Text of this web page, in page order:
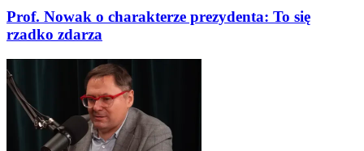
Prof. Nowak o charakterze prezydenta: To się
rzadko zdarza